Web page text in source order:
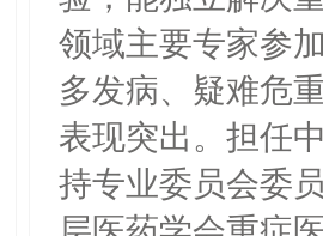
领域主要专家参
多发病、疑难危
表现突出。担任
持专业委员会委